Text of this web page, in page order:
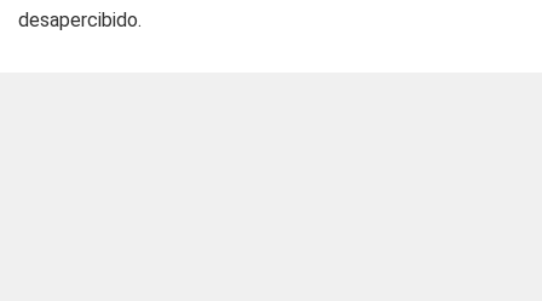
desapercibido.